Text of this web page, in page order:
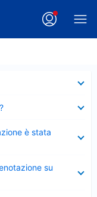
è stata
su